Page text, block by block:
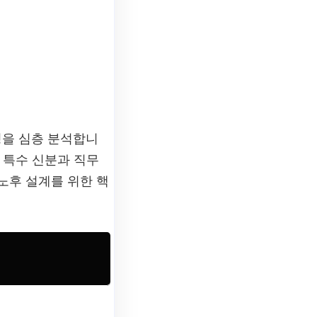
심층 분석합니
수 신분과 직무
후 설계를 위한 핵